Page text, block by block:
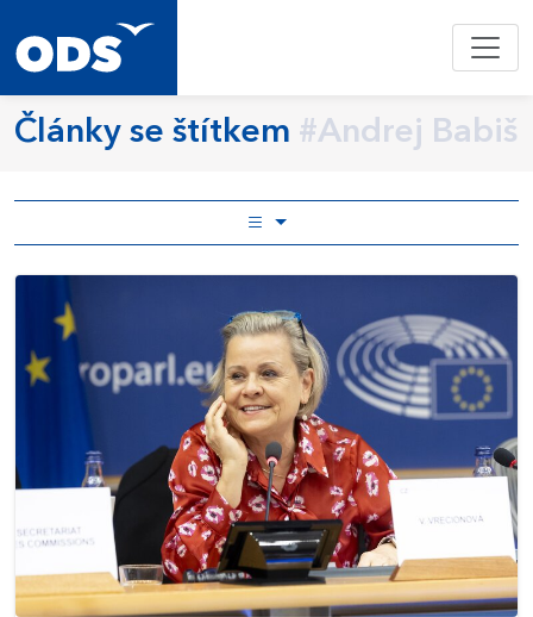
Články se štítkem #Andrej Babiš